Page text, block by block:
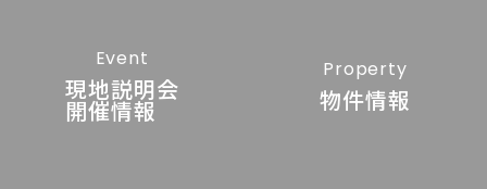
Event
現地説明会
開催情報
Property
物件情報